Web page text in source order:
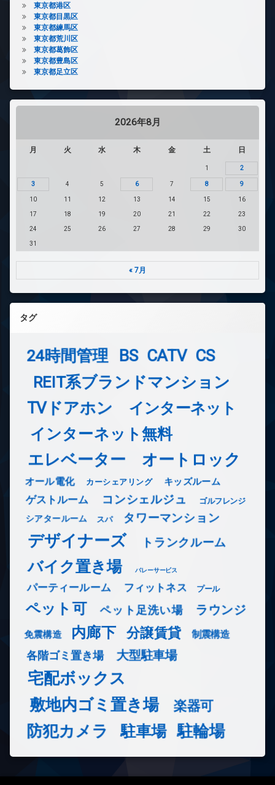
東京都港区
東京都目黒区
東京都練馬区
東京都荒川区
東京都葛飾区
東京都豊島区
東京都足立区
2026年8月
月 火 水 木 金 土 日
1 2
3 4 5 6 7 8 9
10 11 12 13 14 15 16
17 18 19 20 21 22 23
24 25 26 27 28 29 30
31
« 7月
タグ
24時間管理 BS CATV CS
REIT系ブランドマンション
TVドアホン インターネット
インターネット無料
エレベーター オートロック
オール電化 カーシェアリング キッズルーム
ゲストルーム コンシェルジュ ゴルフレンジ
シアタールーム スパ タワーマンション
デザイナーズ トランクルーム
バイク置き場 バレーサービス
パーティールーム フィットネス プール
ペット可 ペット足洗い場 ラウンジ
免震構造 内廊下 分譲賃貸 制震構造
各階ゴミ置き場 大型駐車場
宅配ボックス
敷地内ゴミ置き場
楽器可
防犯カメラ 駐車場 駐輪場